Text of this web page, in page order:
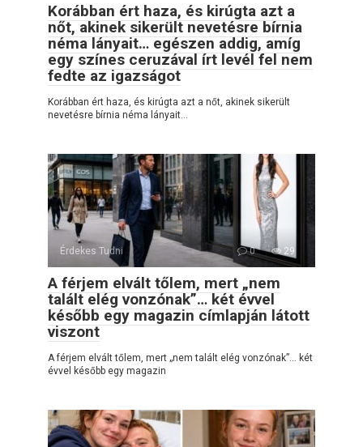
Korábban ért haza, és kirúgta azt a
nőt, akinek sikerült nevetésre bírnia
néma lányait… egészen addig, amíg
egy színes ceruzával írt levél fel nem
fedte az igazságot
Korábban ért haza, és kirúgta azt a nőt, akinek sikerült
nevetésre bírnia néma lányait…
Érdekes Tudni 0 29
A férjem elvált tőlem, mert „nem
talált elég vonzónak”… két évvel
később egy magazin címlapján látott
viszont
A férjem elvált tőlem, mert „nem talált elég vonzónak”… két
évvel később egy magazin